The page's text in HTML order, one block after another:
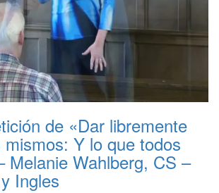
de «Dar libremente
Y lo que todos
Melanie Wahlberg, CS –
Ingles